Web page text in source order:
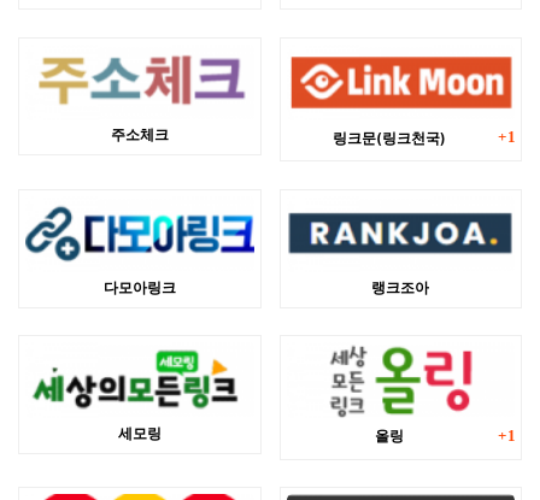
주소체크 링크문(링크천국) 댓글
1
다모아링크 랭크조아
세모링 올링 댓글
1